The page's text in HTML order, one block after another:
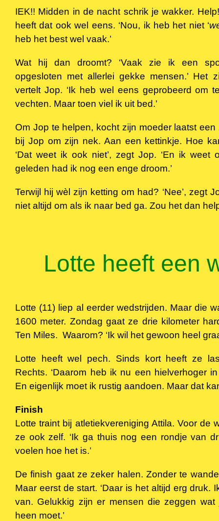
IEK!! Midden in de nacht schrik je wakker.
heeft dat ook wel eens. ‘Nou, ik heb het niet ‘
heb het best wel vaak.’
Wat hij dan droomt? ‘Vaak zie ik een
opgesloten met allerlei gekke mensen.’ Het
vertelt Jop. ‘Ik heb wel eens geprobeerd om
vechten. Maar toen viel ik uit bed.’
Om Jop te helpen, kocht zijn moeder laatst
bij Jop om zijn nek. Aan een kettinkje. Hoe
‘Dat weet ik ook niet’, zegt Jop. ‘En ik
geleden had ik nog een enge droom.’
Terwijl hij wèl zijn ketting om had? ‘Nee’, zegt
niet altijd om als ik naar bed ga. Zou het dan
Lotte heeft een
Lotte (11) liep al eerder wedstrijden. Maar die
1600 meter. Zondag gaat ze drie kilometer
Ten Miles. Waarom? ‘Ik wil het gewoon heel
Lotte heeft wel pech. Sinds kort heeft ze
Rechts. ‘Daarom heb ik nu een hielverhoger
En eigenlijk moet ik rustig aandoen. Maar dat
Finish
Lotte traint bij atletiekvereniging Attila. Voor de
ze ook zelf. ‘Ik ga thuis nog een rondje van
voelen hoe het is.’
De finish gaat ze zeker halen. Zonder te
Maar eerst de start. ‘Daar is het altijd erg
van. Gelukkig zijn er mensen die zeggen
heen moet.’